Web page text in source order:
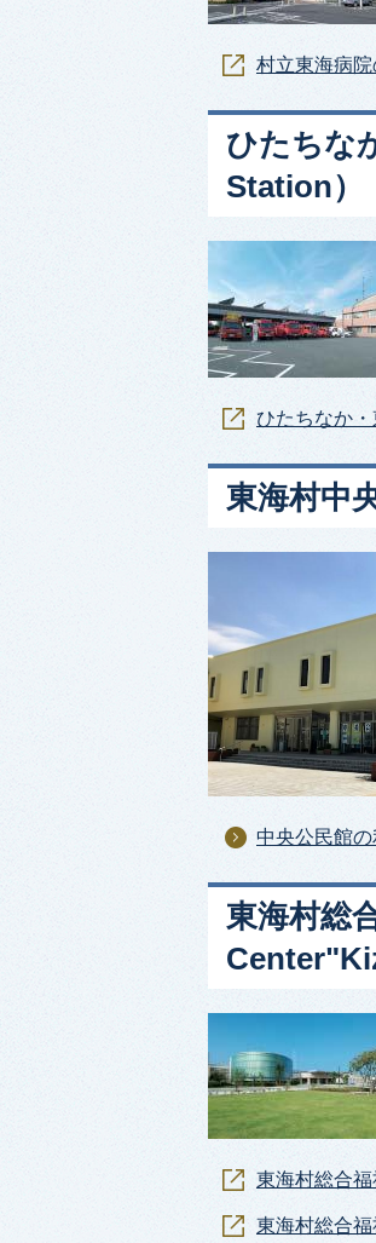
村立東海病院
ひたちな
Station）
ひたちなか
東海村中
中央公民館
東海村総
東海村総合福
東海村総合